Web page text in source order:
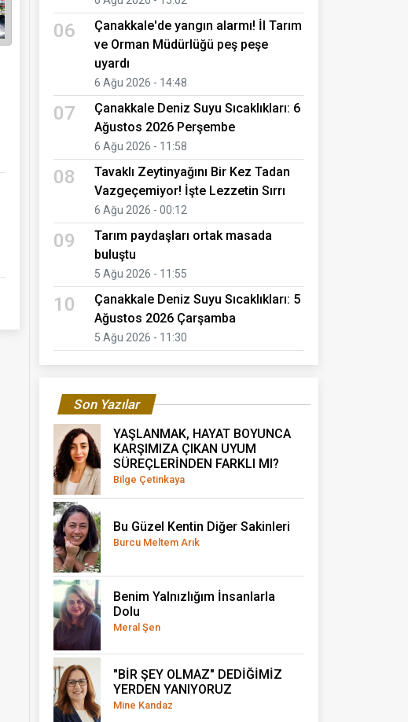
06
Çanakkale'de yangın alarmı! İl Tarım
ve Orman Müdürlüğü peş peşe
uyardı
6 Ağu 2026 - 14:48
07
Çanakkale Deniz Suyu Sıcaklıkları: 6
Ağustos 2026 Perşembe
6 Ağu 2026 - 11:58
08
Tavaklı Zeytinyağını Bir Kez Tadan
Vazgeçemiyor! İşte Lezzetin Sırrı
6 Ağu 2026 - 00:12
09
Tarım paydaşları ortak masada
buluştu
5 Ağu 2026 - 11:55
10
Çanakkale Deniz Suyu Sıcaklıkları: 5
Ağustos 2026 Çarşamba
5 Ağu 2026 - 11:30
Son Yazılar
YAŞLANMAK, HAYAT BOYUNCA
KARŞIMIZA ÇIKAN UYUM
SÜREÇLERİNDEN FARKLI MI?
Bilge Çetinkaya
Bu Güzel Kentin Diğer Sakinleri
Burcu Meltem Arık
Benim Yalnızlığım İnsanlarla
Dolu
Meral Şen
"BİR ŞEY OLMAZ" DEDİĞİMİZ
YERDEN YANIYORUZ
Mine Kandaz